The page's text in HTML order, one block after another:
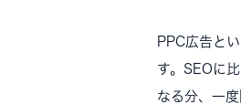
PPC広告と
す。SEOに
なる分、一